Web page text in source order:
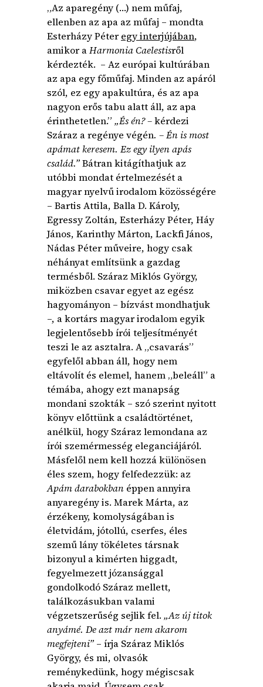
„Az aparegény (…) nem műfaj,
ellenben az apa az műfaj – mondta
Esterházy Péteregy interjújában,
amikor aHarmonia Caelestisről
kérdezték. – Az európai kultúrában
az apa egy főműfaj. Minden az apáról
szól, ez egy apakultúra, és az apa
nagyon erős tabu alatt áll, az apa
érinthetetlen.” „És én? –kérdezi
Száraz a regénye végén. – Én is most
apámat keresem. Ez egy ilyen apás
család.”Bátran kitágíthatjuk az
utóbbi mondat értelmezését a
magyar nyelvű irodalom közösségére
– Bartis Attila, Balla D. Károly,
Egressy Zoltán, Esterházy Péter, Háy
János, Karinthy Márton, Lackfi János,
Nádas Péter műveire, hogy csak
néhányat említsünk a gazdag
termésből. Száraz Miklós György,
miközben csavar egyet az egész
hagyományon – bízvást mondhatjuk
–, a kortárs magyar irodalom egyik
legjelentősebb írói teljesítményét
teszi le az asztalra. A „csavarás”
egyfelől abban áll, hogy nem
eltávolít és elemel, hanem „beleáll” a
témába, ahogy ezt manapság
mondani szokták – szó szerint nyitott
könyv előttünk a családtörténet,
anélkül, hogy Száraz lemondana az
írói szemérmesség eleganciájáról.
Másfelől nem kell hozzá különösen
éles szem, hogy felfedezzük: az
Apám darabokban éppen annyira
anyaregény is. Marek Márta, az
érzékeny, komolyságában is
életvidám, jótollú, cserfes, éles
szemű lány tökéletes társnak
bizonyul a kimérten higgadt,
fegyelmezett józansággal
gondolkodó Száraz mellett,
találkozásukban valami
végzetszerűség sejlik fel. „Az új titok
anyámé. De azt már nem akarom
megfejteni” – írja Száraz Miklós
György, és mi, olvasók
reménykedünk, hogy mégiscsak